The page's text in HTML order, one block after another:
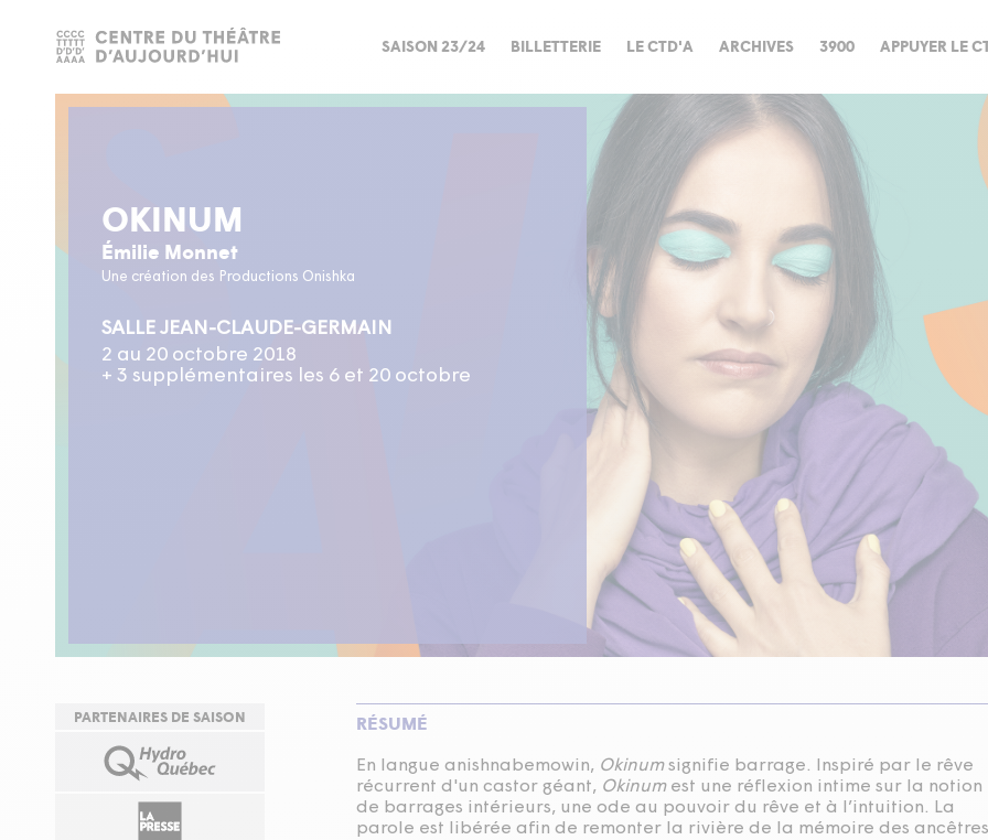
SAISON 23/24 BILLETTERIE LE CTD'A ARCHIVES 3900 APPUYER LE
OKINUM
Émilie Monnet
Une création des Productions Onishka
SALLE JEAN-CLAUDE-GERMAIN
2 au 20 octobre 2018
+ 3 supplémentaires les 6 et 20 octobre
PARTENAIRES DE SAISON RÉSUMÉ
En langue anishnabemowin, Okinumsignifie barrage. Inspiré par le rêve
récurrent d'un castor géant, Okinumest une réflexion intime sur la notion
de barrages intérieurs, une ode au pouvoir du rêve et à l’intuition. La
parole est libérée afin de remonter la rivière de la mémoire des ancêtres